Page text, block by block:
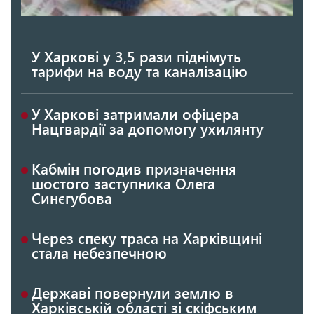
У Харкові у 3,5 рази піднімуть
тарифи на воду та каналізацію
У Харкові затримали офіцера
Нацгвардії за допомогу ухилянту
Кабмін погодив призначення
шостого заступника Олега
Синєгубова
Через спеку траса на Харківщині
стала небезпечною
Державі повернули землю в
Харківській області зі скіфським